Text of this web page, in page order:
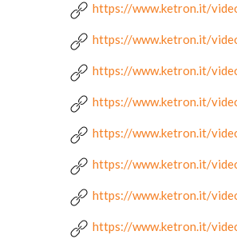
https://www.ketron.it/
https://www.ketron.it/
https://www.ketron.it/
https://www.ketron.it/
https://www.ketron.it/
https://www.ketron.it/
https://www.ketron.it/
https://www.ketron.it/